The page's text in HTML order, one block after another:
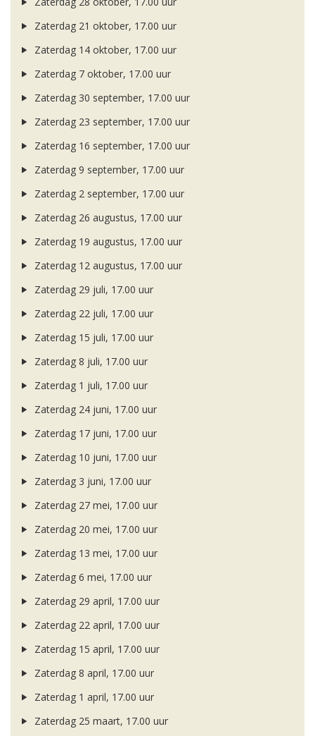
Zaterdag 21 oktober, 17.00 uur
Zaterdag 14 oktober, 17.00 uur
Zaterdag 7 oktober, 17.00 uur
Zaterdag 30 september, 17.00 uur
Zaterdag 23 september, 17.00 uur
Zaterdag 16 september, 17.00 uur
Zaterdag 9 september, 17.00 uur
Zaterdag 2 september, 17.00 uur
Zaterdag 26 augustus, 17.00 uur
Zaterdag 19 augustus, 17.00 uur
Zaterdag 12 augustus, 17.00 uur
Zaterdag 29 juli, 17.00 uur
Zaterdag 22 juli, 17.00 uur
Zaterdag 15 juli, 17.00 uur
Zaterdag 8 juli, 17.00 uur
Zaterdag 1 juli, 17.00 uur
Zaterdag 24 juni, 17.00 uur
Zaterdag 17 juni, 17.00 uur
Zaterdag 10 juni, 17.00 uur
Zaterdag 3 juni, 17.00 uur
Zaterdag 27 mei, 17.00 uur
Zaterdag 20 mei, 17.00 uur
Zaterdag 13 mei, 17.00 uur
Zaterdag 6 mei, 17.00 uur
Zaterdag 29 april, 17.00 uur
Zaterdag 22 april, 17.00 uur
Zaterdag 15 april, 17.00 uur
Zaterdag 8 april, 17.00 uur
Zaterdag 1 april, 17.00 uur
Zaterdag 25 maart, 17.00 uur